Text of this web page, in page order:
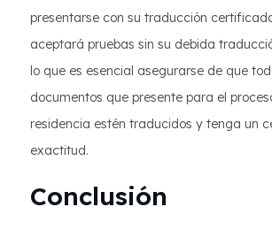
presentarse con su traducción
aceptará pruebas sin su debida
lo que es esencial asegurarse de que
documentos que presente para el
residencia estén traducidos y tenga un
exactitud.
Conclusión